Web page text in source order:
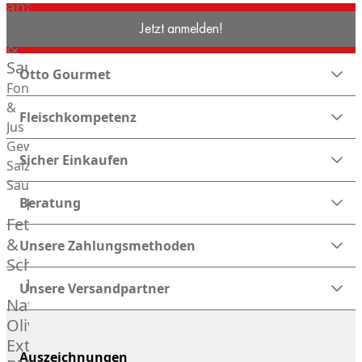
Desserts
anzeigen
&
Saucen
Fonds
&
Jus
Gewürze
Salz
Saucen
Butter,
Fett
&
Schmalz
ItalianBar
Natives
Olivenöl
Extra
Jetzt anmelden!
Otto Gourmet
Fleischkompetenz
Sicher Einkaufen
Beratung
Unsere Zahlungsmethoden
Unsere Versandpartner
Auszeichnungen